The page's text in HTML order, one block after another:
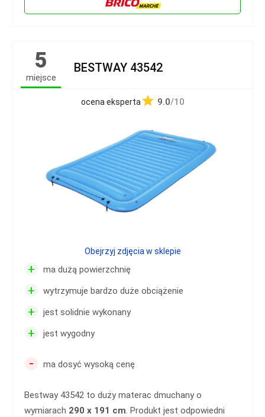
5
miejsce
BESTWAY 43542
ocena eksperta 9.0/10
+ ma dużą powierzchnię
+ wytrzymuje bardzo duże obciążenie
+ jest solidnie wykonany
+ jest wygodny
- ma dosyć wysoką cenę
Bestway 43542 to duży materac dmuchany o
wymiarach 290 x 191 cm. Produkt jest odpowiedni
Obejrzyj zdjęcia w sklepie